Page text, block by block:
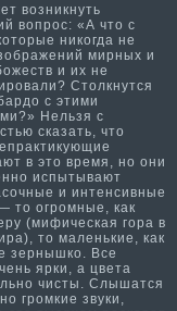
возникнуть
вопрос: «А что с
никогда не
мирных и
и их не
Столкнутся
с эти­ми
Нельзя с
сказать, что
в это время, но они
испытывают
и интенсивные
то огромные, как
(мифическая гора в
то ма­ленькие, как
зернышко. Все
ярки, а цвета
чисты. Слышатся
громкие звуки,